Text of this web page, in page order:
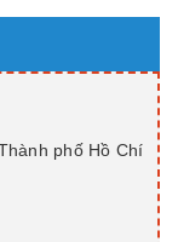
phố Hồ Chí